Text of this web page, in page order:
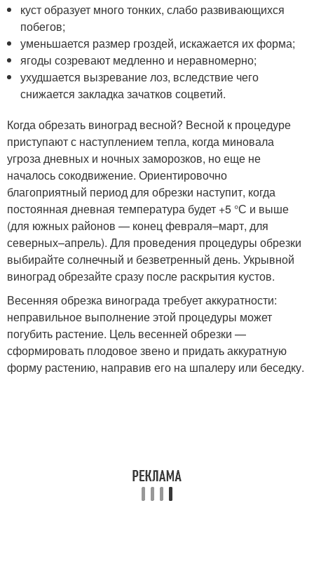
куст образует много тонких, слабо развивающихся
побегов;
уменьшается размер гроздей, искажается их форма;
ягоды созревают медленно и неравномерно;
ухудшается вызревание лоз, вследствие чего
снижается закладка зачатков соцветий.
Когда обрезать виноград весной? Весной к процедуре
приступают с наступлением тепла, когда миновала
угроза дневных и ночных заморозков, но еще не
началось сокодвижение. Ориентировочно
благоприятный период для обрезки наступит, когда
постоянная дневная температура будет +5 °С и выше
(для южных районов — конец февраля–март, для
северных–апрель). Для проведения процедуры обрезки
выбирайте солнечный и безветренный день. Укрывной
виноград обрезайте сразу после раскрытия кустов.
Весенняя обрезка винограда требует аккуратности:
неправильное выполнение этой процедуры может
погубить растение. Цель весенней обрезки —
сформировать плодовое звено и придать аккуратную
форму растению, направив его на шпалеру или беседку.